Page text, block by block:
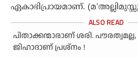
ഏകാഭിപ്രായമാണ്.
പിതാക്കന്മാരാണ് ശരി.
ജിഹാദാണ് പ്രശ്‌നം !